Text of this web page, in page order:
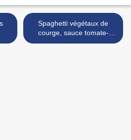
Spaghetti végétaux de
courge, sauce tomate-
basilic et ricotta - 1pt/pers